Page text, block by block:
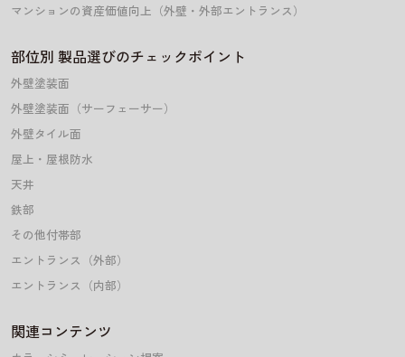
マンションの資産価値向上（外壁・外部エントランス）
部位別 製品選びのチェックポイント
外壁塗装面
外壁塗装面（サーフェーサー）
外壁タイル面
屋上・屋根防水
天井
鉄部
その他付帯部
エントランス（外部）
エントランス（内部）
関連コンテンツ